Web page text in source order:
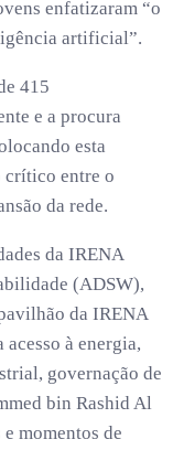
enfatizaram “o
artificial”.
415
e a procura
esta
crítico entre o
da rede.
da IRENA
(ADSW),
da IRENA
à energia,
governação de
bin Rashid Al
momentos de